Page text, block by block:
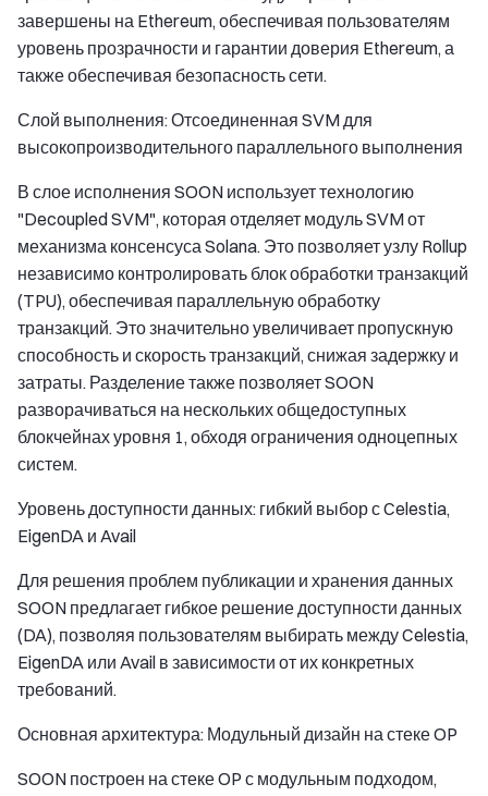
завершены на Ethereum, обеспечивая пользователям
уровень прозрачности и гарантии доверия Ethereum, а
также обеспечивая безопасность сети.
Слой выполнения: Отсоединенная SVM для
высокопроизводительного параллельного выполнения
В слое исполнения SOON использует технологию
"Decoupled SVM", которая отделяет модуль SVM от
механизма консенсуса Solana. Это позволяет узлу Rollup
независимо контролировать блок обработки транзакций
(TPU), обеспечивая параллельную обработку
транзакций. Это значительно увеличивает пропускную
способность и скорость транзакций, снижая задержку и
затраты. Разделение также позволяет SOON
разворачиваться на нескольких общедоступных
блокчейнах уровня 1, обходя ограничения одноцепных
систем.
Уровень доступности данных: гибкий выбор с Celestia,
EigenDA и Avail
Для решения проблем публикации и хранения данных
SOON предлагает гибкое решение доступности данных
(DA), позволяя пользователям выбирать между Celestia,
EigenDA или Avail в зависимости от их конкретных
требований.
Основная архитектура: Модульный дизайн на стеке OP
SOON построен на стеке OP с модульным подходом,